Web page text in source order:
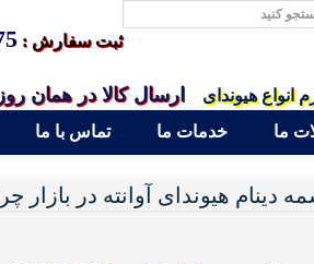
ثبت سفارش :
انواع هیوندای ارسال کالا در همان
تماس با ما خدمات ما ما
دینام هیوندای آوانته در بازار